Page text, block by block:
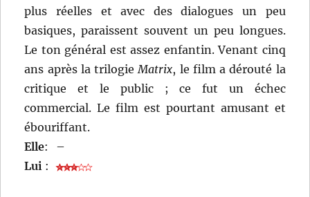
plus réelles et avec des dialogues un peu
basiques, paraissent souvent un peu longues.
Le ton général est assez enfantin. Venant cinq
ans après la trilogieMatrix, le film a dérouté la
critique et le public ; ce fut un échec
commercial. Le film est pourtant amusant et
ébouriffant.
Elle:
–
Lui :